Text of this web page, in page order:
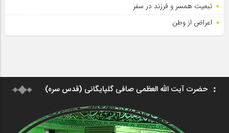
تبعیت همسر و فرزند در سفر
اعراض از وطن
حضرت آیت الله العظمی صافی گلپایگانی (قدس سره)